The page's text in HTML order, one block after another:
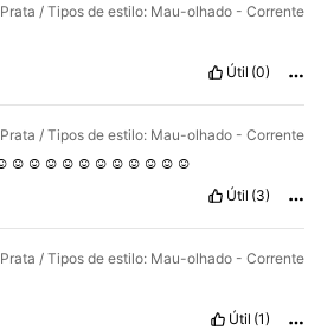
/ Tipos de estilo: Mau-olhado - Corrente
Útil (0)
/ Tipos de estilo: Mau-olhado - Corrente
Útil (3)
/ Tipos de estilo: Mau-olhado - Corrente
Útil (1)